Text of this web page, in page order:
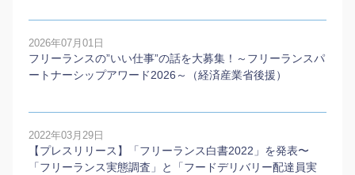
2026年07月01日
フリーランスの”いい仕事”の話を大募集！～フリーランスパ
ートナーシップアワード2026～（経済産業省後援）
2022年03月29日
【プレスリリース】「フリーランス白書2022」を発表〜
「フリーランス実態調査」と「フードデリバリー配達員実